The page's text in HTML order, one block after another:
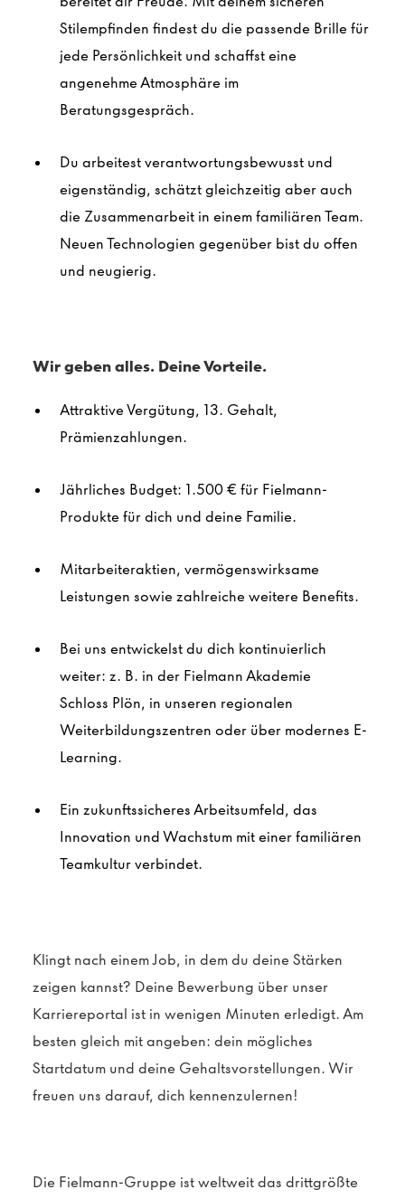
Stilempfinden findest du die passende Brille für
jede Persönlichkeit und schaffst eine
angenehme Atmosphäre im
Beratungsgespräch.
Du arbeitest verantwortungsbewusst und
eigenständig, schätzt gleichzeitig aber auch
die Zusammenarbeit in einem familiären Team.
Neuen Technologien gegenüber bist du offen
und neugierig.
Wir geben alles. Deine Vorteile.
Attraktive Vergütung, 13. Gehalt,
Prämienzahlungen.
Jährliches Budget: 1.500 € für Fielmann-
Produkte für dich und deine Familie.
Mitarbeiteraktien, vermögenswirksame
Leistungen sowie zahlreiche weitere Benefits.
Bei uns entwickelst du dich kontinuierlich
weiter: z. B. in der Fielmann Akademie
Schloss Plön, in unseren regionalen
Weiterbildungszentren oder über modernes E-
Learning.
Ein zukunftssicheres Arbeitsumfeld, das
Innovation und Wachstum mit einer familiären
Teamkultur verbindet.
Klingt nach einem Job, in dem du deine Stärken
zeigen kannst? Deine Bewerbung über unser
Karriereportal ist in wenigen Minuten erledigt. Am
besten gleich mit angeben: dein mögliches
Startdatum und deine Gehaltsvorstellungen. Wir
freuen uns darauf, dich kennenzulernen!
Die Fielmann-Gruppe ist weltweit das drittgrößte